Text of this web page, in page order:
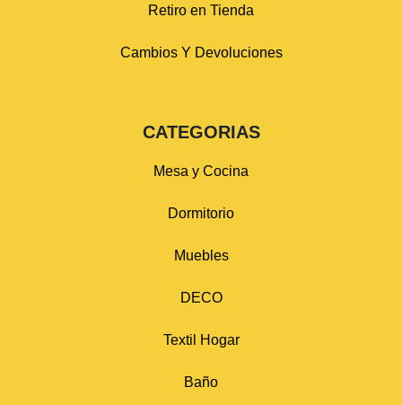
Retiro en Tienda
Cambios Y Devoluciones
CATEGORIAS
Mesa y Cocina
Dormitorio
Muebles
DECO
Textil Hogar
Baño